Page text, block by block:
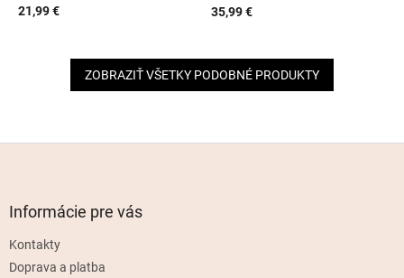
21,99 €
35,99 €
ZOBRAZIŤ VŠETKY PODOBNÉ PRODUKTY
Informácie pre vás
Kontakty
Doprava a platba